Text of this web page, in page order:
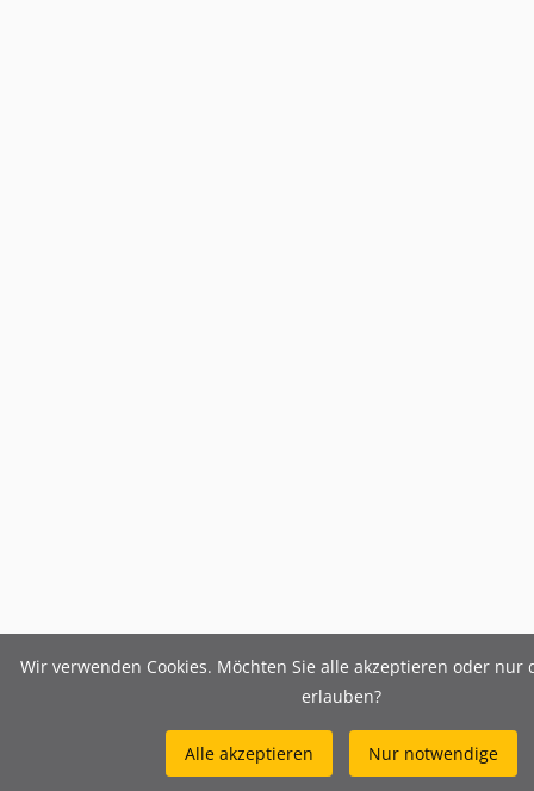
Wir verwenden Cookies. Möchten Sie alle akzeptieren oder nur
erlauben?
Alle akzeptieren Nur notwendige